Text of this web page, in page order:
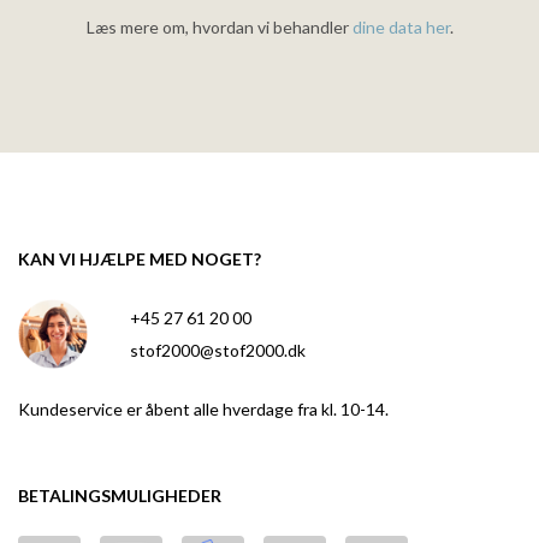
Læs mere om, hvordan vi behandlerdine data her.
KAN VI HJÆLPE MED NOGET?
+45 27 61 20 00
stof2000@stof2000.dk
Kundeservice er åbent alle hverdage fra kl. 10-14.
BETALINGSMULIGHEDER